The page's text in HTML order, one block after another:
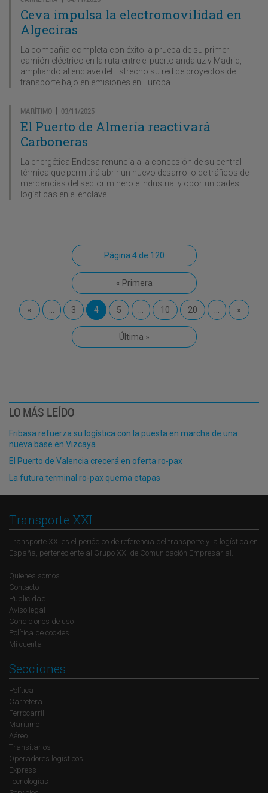
Ceva impulsa la electromovilidad en
Algeciras
La compañía completa con éxito la prueba de su primer
camión eléctrico en la ruta entre el puerto andaluz y Madrid,
ampliando al enclave del Estrecho su red de proyectos de
transporte bajo en emisiones en Europa.
MARÍTIMO | 03/11/2025
El Puerto de Almería reactivará
Carboneras
La energética Endesa renuncia a la concesión de su central
térmica que permitirá abrir un nuevo desarrollo de tráficos de
mercancías del sector minero e industrial y oportunidades
logísticas en el enclave.
Página 4 de 120
« Primera
« 3 4 5 10 20 »
Última »
LO MÁS LEÍDO
Fribasa refuerza su logística con la puesta en marcha de una
nueva base en Vizcaya
El Puerto de Valencia crecerá en oferta ro-pax
La futura terminal ro-pax quema etapas
Transporte XXI
Transporte XXI es el periódico de referencia del transporte y la logística en
España, perteneciente al Grupo XXI de Comunicación Empresarial.
Quienes somos
Contacto
Publicidad
Aviso legal
Condiciones de uso
Política de cookies
Mi cuenta
Secciones
Política
Carretera
Ferrocarril
Marítimo
Aéreo
Transitarios
Operadores logísticos
Express
Tecnologías